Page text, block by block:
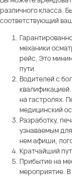
различного класса.
соответствующий
механики
рейс. Это
пути.
Водителей с
на гастролях.
медицинский
Разработку,
узнаваемым
нем афиши,
Кратчайший
Прибытие на
мероприятие.